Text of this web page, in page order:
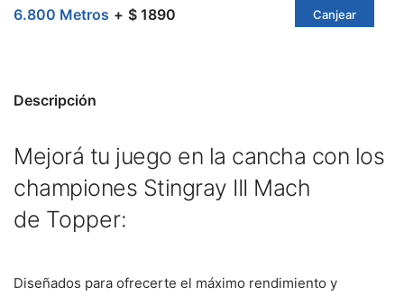
6.800 Metros $ 1890 Canjear
Descripción
Mejorá tu juego en la cancha con los
championes Stingray III Mach
de Topper:
Diseñados para ofrecerte el máximo rendimiento y